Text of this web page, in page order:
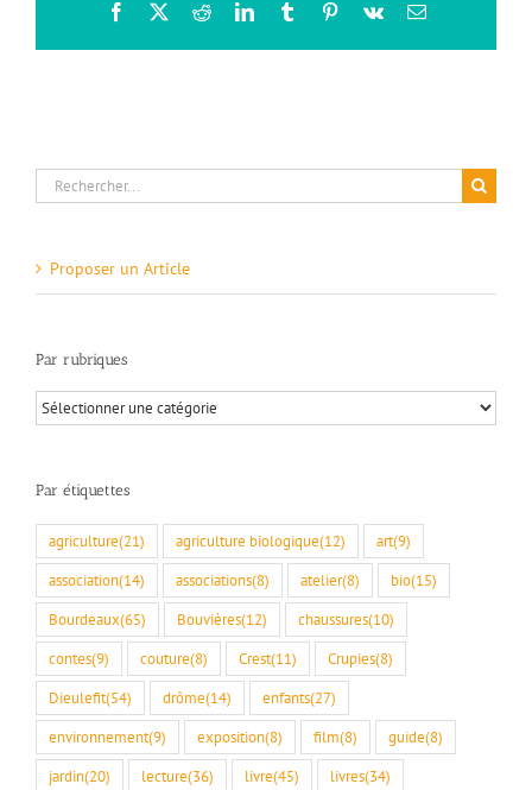
Facebook
X RedditLinkedInTumblrPinterest
Vk Email
Rechercher:
Proposer un Article
Par rubriques
Par
rubriques
Par étiquettes
agriculture(21) agriculture biologique(12) art(9)
association(14) associations(8) atelier(8) bio(15)
Bourdeaux(65) Bouvières(12) chaussures(10)
contes(9) couture(8) Crest(11) Crupies(8)
Dieulefit(54) drôme(14) enfants(27)
environnement(9) exposition(8) film(8) guide(8)
jardin(20) lecture(36) livre(45) livres(34)